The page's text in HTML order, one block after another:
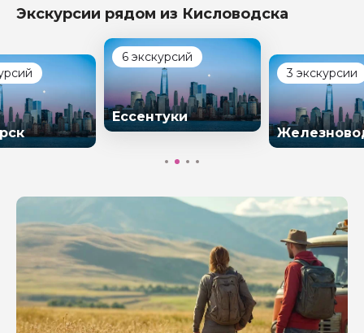
Экскурсии рядом из Кисловодска
6 экскурсий
Ессентуки
3 экскурсии